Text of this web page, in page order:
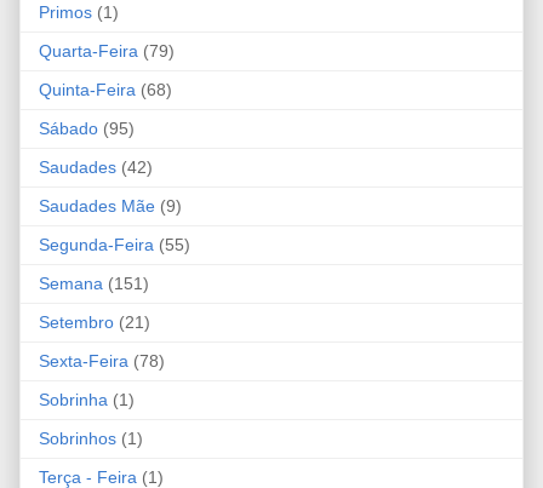
Primos (1)
Quarta-Feira (79)
Quinta-Feira (68)
Sábado (95)
Saudades (42)
Saudades Mãe (9)
Segunda-Feira (55)
Semana (151)
Setembro (21)
Sexta-Feira (78)
Sobrinha (1)
Sobrinhos (1)
Terça - Feira (1)